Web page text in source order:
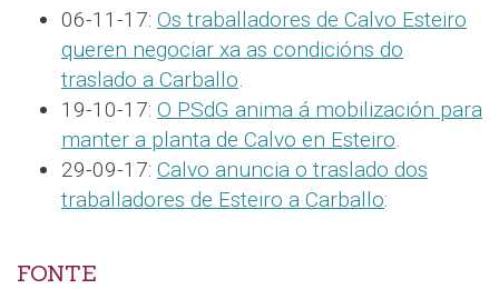
06-11-17: Os traballadores de Calvo Esteiro
queren negociar xa as condicións do
traslado a Carballo
19-10-17: O PSdG anima á mobilización para
manter a planta de Calvo en Esteiro
29-09-17: Calvo anuncia o traslado dos
traballadores de Esteiro a Carballo:
FONTE